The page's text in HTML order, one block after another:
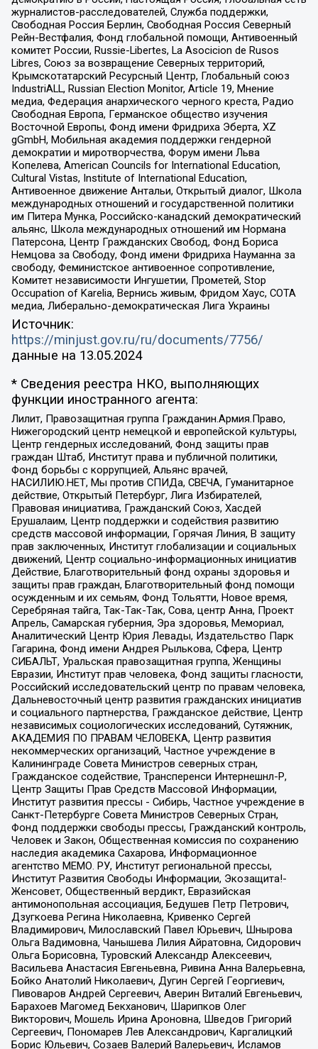
журналистов-расследователей, Служба поддержки,
Свободная Россия Берлин, Свободная Россия Северный
Рейн-Вестфалия, Фонд глобальной помощи, Антивоенный
комитет России, Russie-Libertes, La Asocicion de Rusos
Libres, Союз за возвращение Северных территорий,
Крымскотатарский Ресурсный Центр, Глобальный союз
IndustriALL, Russian Election Monitor, Article 19, Мнение
медиа, Федерация анархического черного креста, Радио
Свободная Европа, Германское общество изучения
Восточной Европы, Фонд имени Фридриха Эберта, XZ
gGmbH, Мобильная академия поддержки гендерной
демократии и миротворчества, Форум имени Льва
Копелева, American Councils for International Education,
Cultural Vistas, Institute of International Education,
Антивоенное движение Антальи, Открытый диалог, Школа
международных отношений и государственной политики
им Питера Мунка, Российско-канадский демократический
альянс, Школа международных отношений им Нормана
Патерсона, Центр Гражданских Свобод, Фонд Бориса
Немцова за Свободу, Фонд имени Фридриха Науманна за
свободу, Феминистское антивоенное сопротивление,
Комитет независимости Ингушетии, Прометей, Stop
Occupation of Karelia, Вернись живым, Фридом Хаус, СОТА
медиа, Либерально-демократическая Лига Украины
Источник:
https://minjust.gov.ru/ru/documents/7756/
данные на 13.05.2024
* Сведения реестра НКО, выполняющих
функции иностранного агента:
Лилит, Правозащитная группа Гражданин.Армия.Право,
Нижегородский центр немецкой и европейской культуры,
Центр гендерных исследований, Фонд защиты прав
граждан Штаб, Институт права и публичной политики,
Фонд борьбы с коррупцией, Альянс врачей,
НАСИЛИЮ.НЕТ, Мы против СПИДа, СВЕЧА, Гуманитарное
действие, Открытый Петербург, Лига Избирателей,
Правовая инициатива, Гражданский Союз, Хасдей
Ерушалаим, Центр поддержки и содействия развитию
средств массовой информации, Горячая Линия, В защиту
прав заключенных, Институт глобализации и социальных
движений, Центр социально-информационных инициатив
Действие, Благотворительный фонд охраны здоровья и
защиты прав граждан, Благотворительный фонд помощи
осужденным и их семьям, Фонд Тольятти, Новое время,
Серебряная тайга, Так-Так-Так, Сова, центр Анна, Проект
Апрель, Самарская губерния, Эра здоровья, Мемориал,
Аналитический Центр Юрия Левады, Издательство Парк
Гагарина, Фонд имени Андрея Рылькова, Сфера, Центр
СИБАЛЬТ, Уральская правозащитная группа, Женщины
Евразии, Институт прав человека, Фонд защиты гласности,
Российский исследовательский центр по правам человека,
Дальневосточный центр развития гражданских инициатив
и социального партнерства, Гражданское действие, Центр
независимых социологических исследований, Сутяжник,
АКАДЕМИЯ ПО ПРАВАМ ЧЕЛОВЕКА, Центр развития
некоммерческих организаций, Частное учреждение в
Калининграде Совета Министров северных стран,
Гражданское содействие, Трансперенси Интернешнл-Р,
Центр Защиты Прав Средств Массовой Информации,
Институт развития прессы - Сибирь, Частное учреждение в
Санкт-Петербурге Совета Министров Северных Стран,
Фонд поддержки свободы прессы, Гражданский контроль,
Человек и Закон, Общественная комиссия по сохранению
наследия академика Сахарова, Информационное
агентство МЕМО. РУ, Институт региональной прессы,
Институт Развития Свободы Информации, Экозащита!-
Женсовет, Общественный вердикт, Евразийская
антимонопольная ассоциация, Бедушев Петр Петрович,
Дзугкоева Регина Николаевна, Кривенко Сергей
Владимирович, Милославский Павел Юрьевич, Шнырова
Ольга Вадимовна, Чанышева Лилия Айратовна, Сидорович
Ольга Борисовна, Туровский Александр Алексеевич,
Васильева Анастасия Евгеньевна, Ривина Анна Валерьевна,
Бойко Анатолий Николаевич, Дугин Сергей Георгиевич,
Пивоваров Андрей Сергеевич, Аверин Виталий Евгеньевич,
Барахоев Магомед Бекханович, Шарипков Олег
Викторович, Мошель Ирина Ароновна, Шведов Григорий
Сергеевич, Пономарев Лев Александрович, Каргалицкий
Борис Юльевич, Созаев Валерий Валерьевич, Исламов